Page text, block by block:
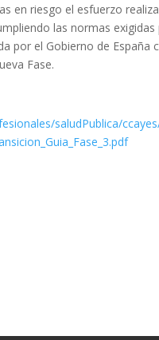
en riesgo el esfuerzo
las normas
por el Gobierno de España
Fase.
saludPublica/